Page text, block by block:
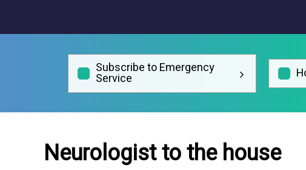
Subscribe to Emergency
Service
Neurologist to the house